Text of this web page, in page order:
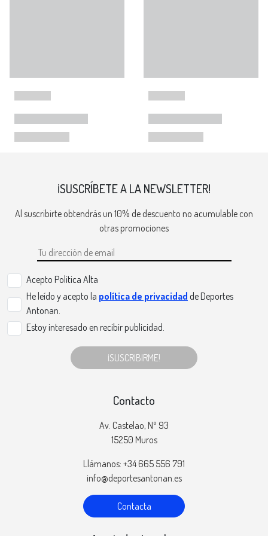
¡SUSCRÍBETE A LA NEWSLETTER!
Al suscribirte obtendrás un 10% de descuento no acumulable con
otras promociones
Acepto Politica Alta
He leído y acepto la política de privacidad de Deportes
Antonan.
Estoy interesado en recibir publicidad.
¡SUSCRIBIRME!
Contacto
Av. Castelao, Nº 93
15250 Muros
Llámanos: +34 665 556 791
info@deportesantonan.es
Contacta